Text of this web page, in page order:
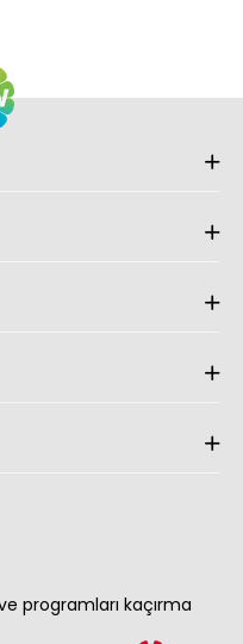
programları kaçırma